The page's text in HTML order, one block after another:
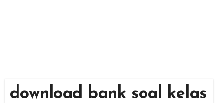
download bank soal kelas